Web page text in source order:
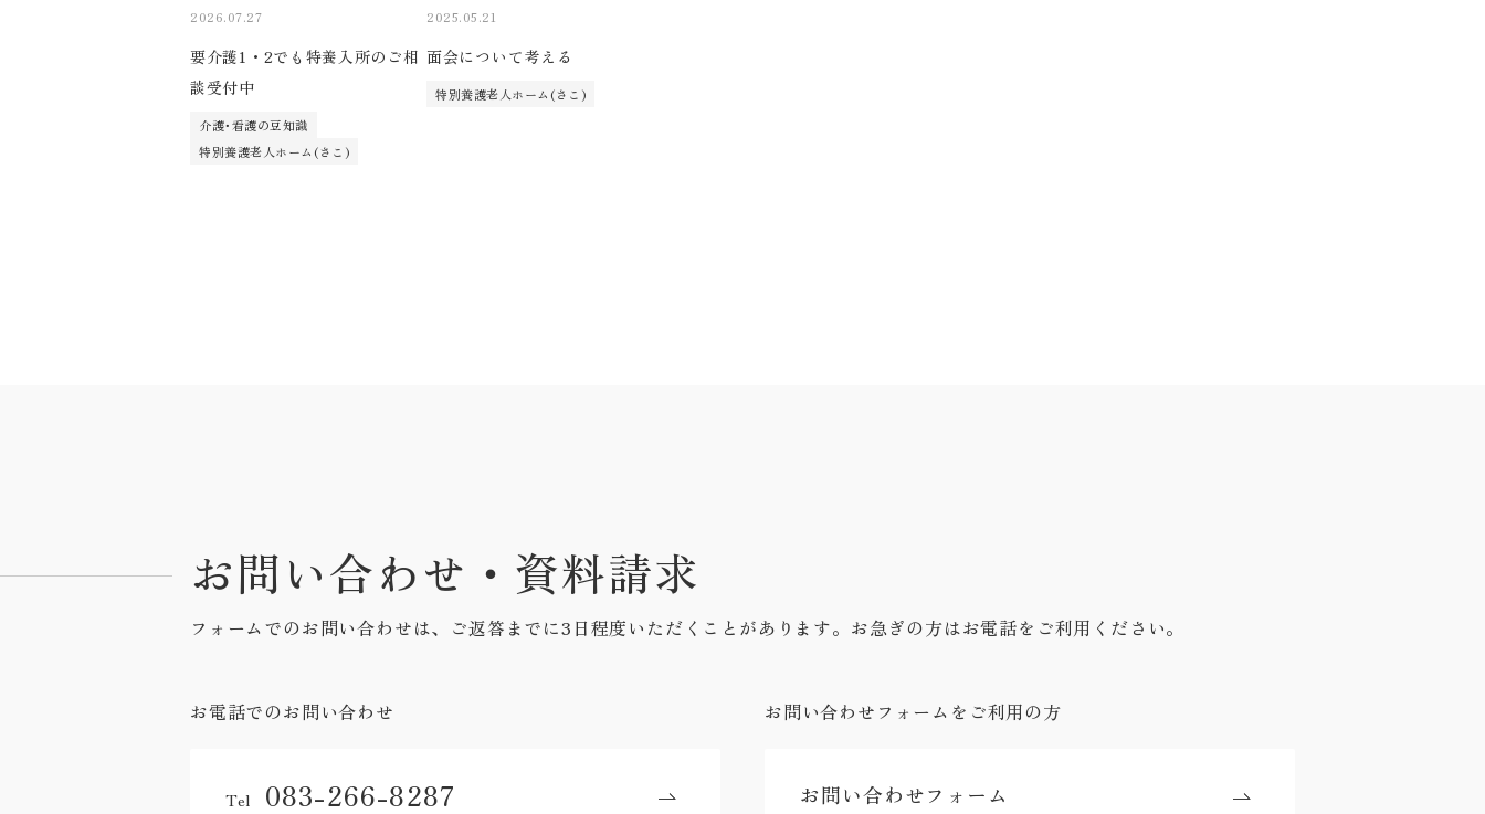
2026.07.27
要介護1・2でも特養入所のご相
談受付中
介護･看護の豆知識
特別養護老人ホーム(さこ)
2025.05.21
面会について考える
特別養護老人ホーム(さこ)
お問い合わせ ・資料請求
フォームでのお問い合わせは、ご返答までに3日程度いただくことがあります。お急ぎの方はお電話をご利用ください。
お電話でのお問い合わせ
Tel 083-266-8287
お問い合わせフォームをご利用の方
お問い合わせフォーム